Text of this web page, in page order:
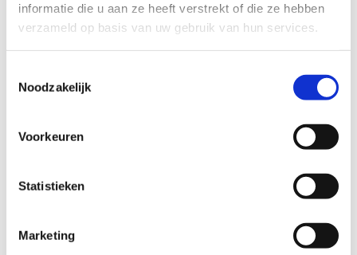
informatie die u aan ze heeft verstrekt of die ze hebben
verzameld op basis van uw gebruik van hun services.
Noodzakelijk
Voorkeuren
Statistieken
Marketing
EUR